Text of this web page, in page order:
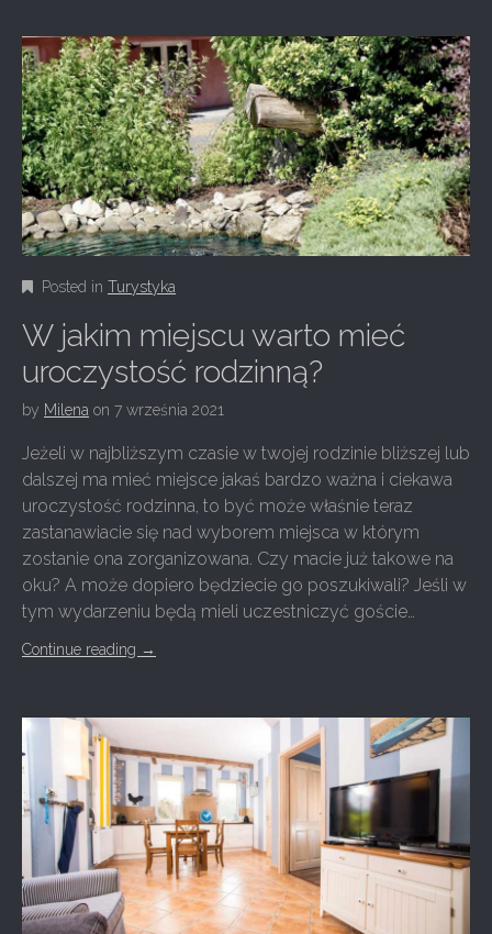
Posted in Turystyka
W jakim miejscu warto mieć
uroczystość rodzinną?
by Milena on 7 września 2021
Jeżeli w najbliższym czasie w twojej rodzinie bliższej lub
dalszej ma mieć miejsce jakaś bardzo ważna i ciekawa
uroczystość rodzinna, to być może właśnie teraz
zastanawiacie się nad wyborem miejsca w którym
zostanie ona zorganizowana. Czy macie już takowe na
oku? A może dopiero będziecie go poszukiwali? Jeśli w
tym wydarzeniu będą mieli uczestniczyć goście…
Continue reading →